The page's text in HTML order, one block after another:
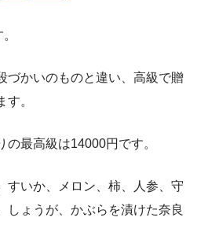
づかいのものと違い、高級で贈
。
最高級は14000円です。
すいか、メロン、柿、人参、守
しょうが、かぶらを漬けた奈良